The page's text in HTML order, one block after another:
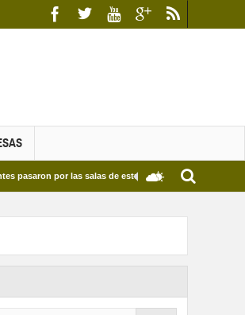
por las salas de estudio de las Bibliotecas